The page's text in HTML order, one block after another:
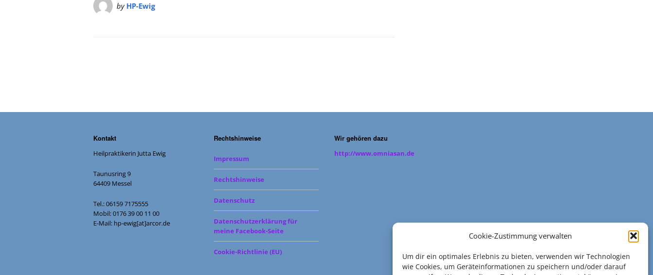
Cookie-Zustimmung verwalten
Um dir ein optimales Erlebnis zu bieten, verwenden wir Technologien
wie Cookies, um Geräteinformationen zu speichern und/oder darauf
by HP-Ewig
Kontakt
Heilpraktikerin Jutta Ewig
Taunusring 9
64409 Messel
Tel.: 06159 7175555
Mobil: 0176 39 00 11 00
E-Mail: hp-ewig[at]arcor.de
Rechtshinweise
Impressum
Rechtshinweise
Datenschutz
Datenschutzerklärung für
meine Facebook-Seite
Cookie-Richtlinie (EU)
Wir gehören dazu
http://www.omniasan.de